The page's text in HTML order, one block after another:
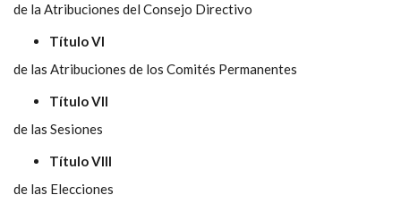
de la Atribuciones del Consejo Directivo
Título VI
de las Atribuciones de los Comités Permanentes
Título VII
de las Sesiones
Título VIII
de las Elecciones